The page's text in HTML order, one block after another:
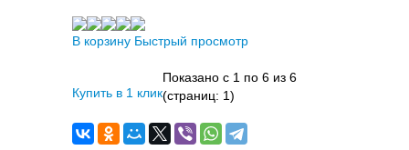
В корзину Быстрый просмотр
Купить в 1 клик
Показано с 1 по 6 из 6
(страниц: 1)